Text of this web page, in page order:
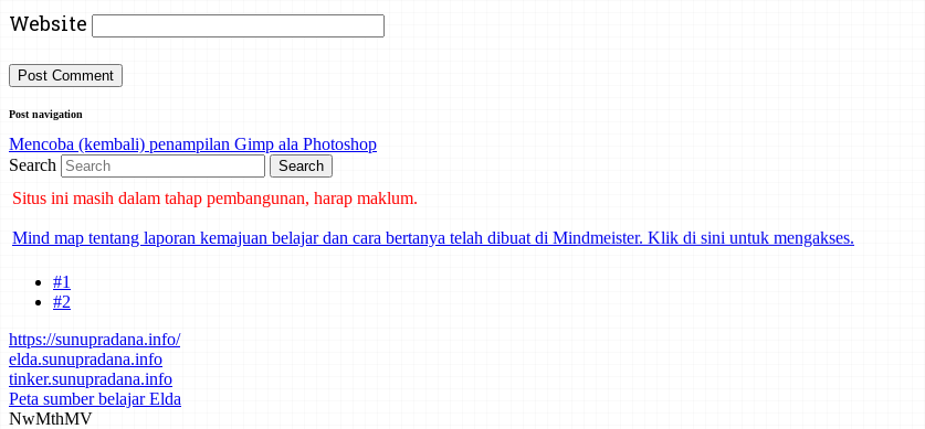
Website
Post navigation
Mencoba (kembali) penampilan Gimp ala Photoshop
Search
Situs ini masih dalam tahap pembangunan, harap maklum.
Mind map tentang laporan kemajuan belajar dan cara bertanya telah dibuat di Mindmeister. Klik di sini untuk mengakses.
#1
#2
https://sunupradana.info/
elda.sunupradana.info
tinker.sunupradana.info
Peta sumber belajar Elda
NwMthMV